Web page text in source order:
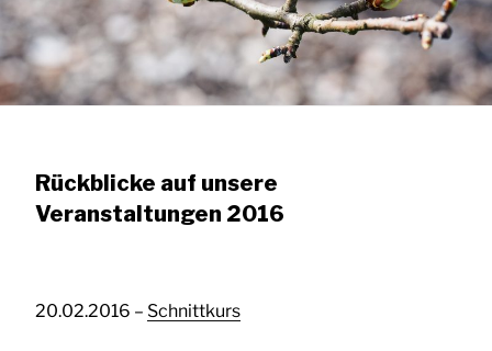
Rückblicke auf unsere
Veranstaltungen 2016
20.02.2016 – Schnittkurs